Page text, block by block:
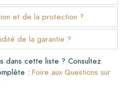
et de la protection ?
de la garantie ?
dans cette liste ? Consultez
: Foire aux Questions sur